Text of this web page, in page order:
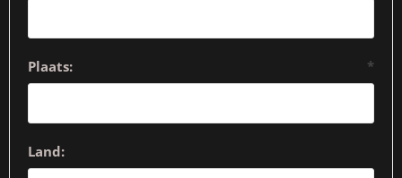
Plaats: *
Land: